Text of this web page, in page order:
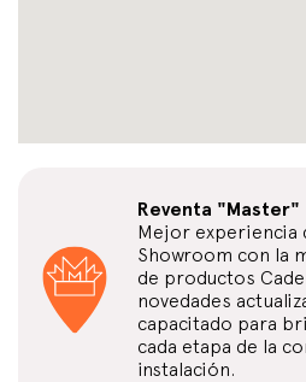
Reventa "Master"
Mejor experiencia
Showroom con la
de productos
novedades
capacitado para
cada etapa de la
instalación.